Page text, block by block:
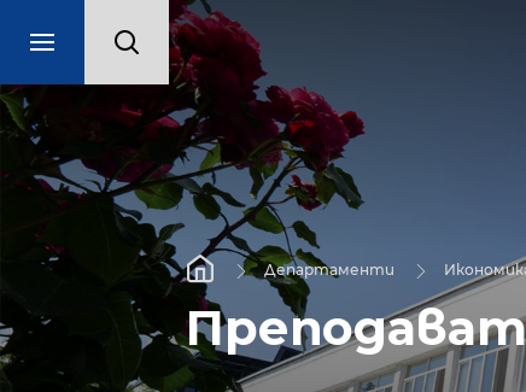
Департаменти